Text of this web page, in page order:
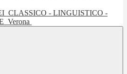
CLASSICO - LINGUISTICO -
Verona